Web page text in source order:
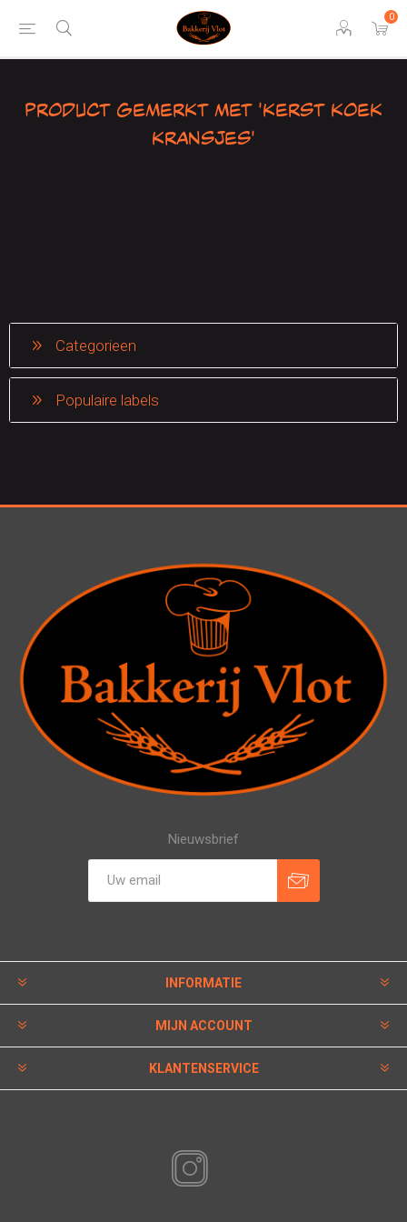
0
Product gemerkt met 'kerst koek
kransjes'
Categorieen
Populaire labels
Nieuwsbrief
INFORMATIE
MIJN ACCOUNT
KLANTENSERVICE